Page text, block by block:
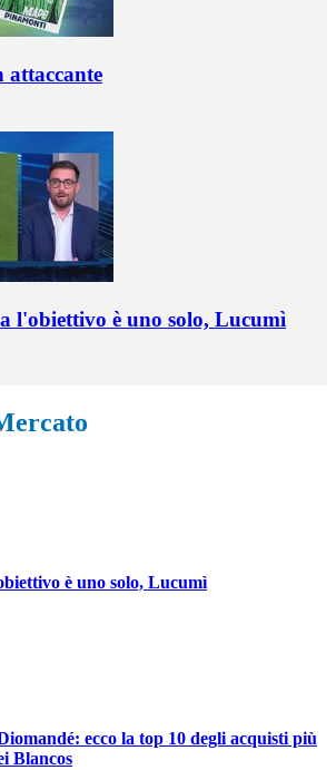
attaccante
l'obiettivo è uno solo, Lucumì
è uno solo, Lucumì
ecco la top 10 degli acquisti più
Blancos